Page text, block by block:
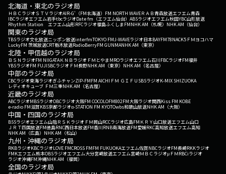
北海道・東北のラジオ局
ＨＢＣラジオＳＴＶラジオAIR-G'（FM北海道） FM NORTH WAVEＲＡＢ青森放送エフエム青森
IBCラジオエフエム岩手tbcラジオDate fm（エフエム仙台） ABSラジオエフエム秋田YBC山形放送
Rhythm Station エフエム山形RFCラジオ福島ふくしまFMNHK AM（札幌） NHK AM（仙台）
関東のラジオ局
TBSラジオ文化放送ニッポン放送interfmTOKYO FMJ-WAVEラジオ日本BAYFM78NACK5 ＦＭヨコハマ
LuckyFM 茨城放送CRT栃木放送RadioBerryFM GUNMANHK AM（東京）
北陸・甲信越のラジオ局
ＢＳＮラジオFM NIIGATAＫＮＢラジオ ＦＭとやまMROラジオエフエム石川FBCラジオFM福井
YBSラジオFM FUJISBCラジオ ＦＭ長野NHK AM（東京） NHK AM（名古屋）
中部のラジオ局
CBCラジオ東海ラジオぎふチャンZIP-FMFM AICHI ＦＭ ＧＩＦＵ SBSラジオK-MIX SHIZUOKA
レディオキューブ ＦＭ三重NHK AM（名古屋）
近畿のラジオ局
ABCラジオMBSラジオOBCラジオ大阪FM COCOLOFM802FM大阪ラジオ関西Kiss FM KOBE
e-radio FM滋賀KBS京都ラジオα-STATION FM KYOTOwbs和歌山放送NHK AM（大阪）
中国・四国のラジオ局
BSSラジオエフエム山陰ＲＳＫラジオ ＦＭ岡山RCCラジオ広島FM ＫＲＹ山口放送エフエム山口
ＪＲＴ四国放送FM徳島RNC西日本放送FM香川RNB南海放送FM愛媛RKC高知放送エフエム高知
NHK AM（広島） NHK AM（松山）
九州・沖縄のラジオ局
RKBラジオKBCラジオLOVE FMCROSS FMFM FUKUOKAエフエム佐賀NBCラジオFM長崎RKKラジオ
FMKエフエム熊本OBSラジオエフエム大分宮崎放送エフエム宮崎ＭＢＣラジオμＦＭRBCiラジオ
ラジオ沖縄FM沖縄NHK AM（福岡）
全国のラジオ局